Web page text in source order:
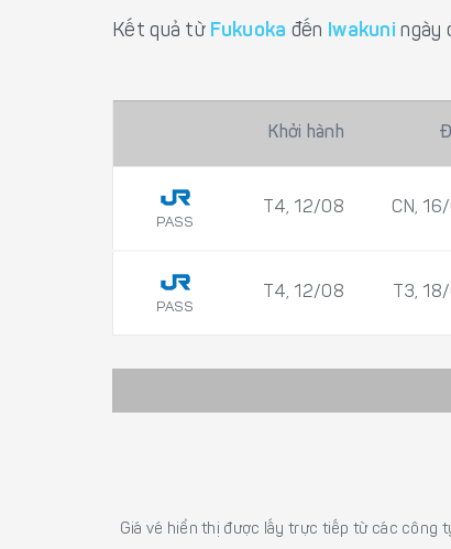
Kết quả từ Fukuoka đến Iwakuni ngày
Khởi hành
PASS
T4, 12/08 CN,
PASS
T4, 12/08 T3,
Giá vé hiển thị được lấy trực tiếp từ các công